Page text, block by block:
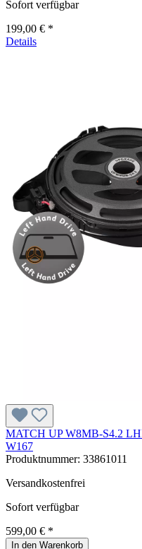
Sofort verfügbar
199,00 € *
Details
MATCH UP W8MB-S4.2
W167
Produktnummer: 33861011
Versandkostenfrei
Sofort verfügbar
599,00 € *
In den Warenkorb